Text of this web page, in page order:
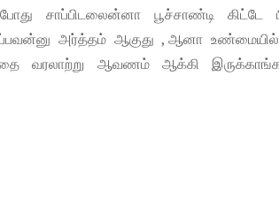
பூச்சாண்டி கிட்டே
அர்த்தம் ஆகுது , ஆனா
வரலாற்று ஆவணம் ஆக்கி